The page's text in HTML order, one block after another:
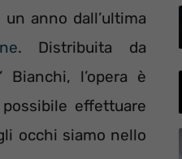
anno dall’ultima
. Distribuita da
Bianchi, l’opera è
effettuare
occhi siamo nello